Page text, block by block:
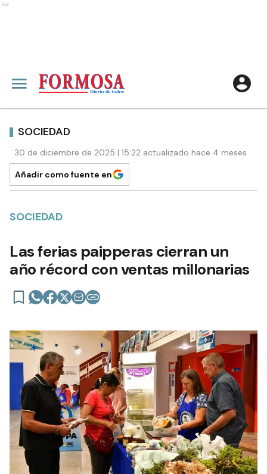
Ads
SOCIEDAD
30 de diciembre de 2025 | 15:22 actualizado hace 4 meses
Añadir como fuente en
SOCIEDAD
Las ferias paipperas cierran un
año récord con ventas millonarias